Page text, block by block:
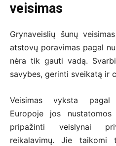
veisimas
Grynaveislių šunų
atstovų poravimas pagal
nėra tik gauti vadą.
savybes, gerinti sveikatą ir
Veisimas vyksta pagal
Europoje jos
pripažinti veislynai
reikalavimų. Jie